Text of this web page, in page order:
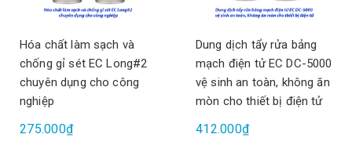
Hóa chất làm sạch và
chống gỉ sét EC Long#2
chuyên dụng cho công
nghiệp
275.000₫
Dung dịch tẩy rửa bảng
mạch điện tử EC DC-5000
vệ sinh an toàn, không ăn
mòn cho thiết bị điện tử
412.000₫